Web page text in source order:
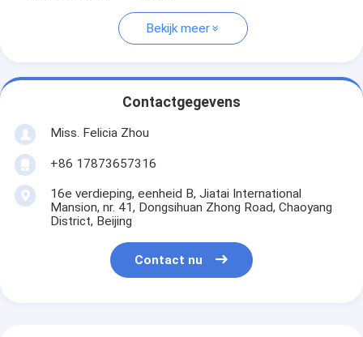
Bekijk meer
Contactgegevens
Miss. Felicia Zhou
+86 17873657316
16e verdieping, eenheid B, Jiatai International
Mansion, nr. 41, Dongsihuan Zhong Road, Chaoyang
District, Beijing
Contact nu